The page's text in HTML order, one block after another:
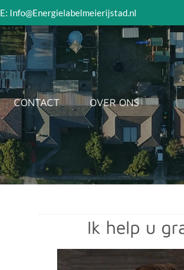
E: Info@Energielabelmeierijstad.nl
CONTACT OVER ONS
Ik help u